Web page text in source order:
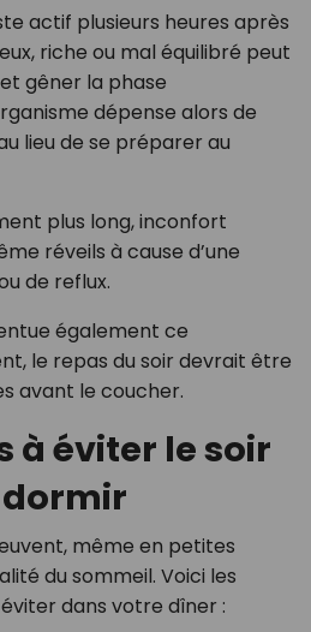
actif plusieurs heures après
riche ou mal équilibré peut
gêner la phase
dépense alors de
lieu de se préparer au
plus long, inconfort
réveils à cause d’une
de reflux.
également ce
le repas du soir devrait être
avant le coucher.
à éviter le soir
même en petites
du sommeil. Voici les
dans votre dîner :